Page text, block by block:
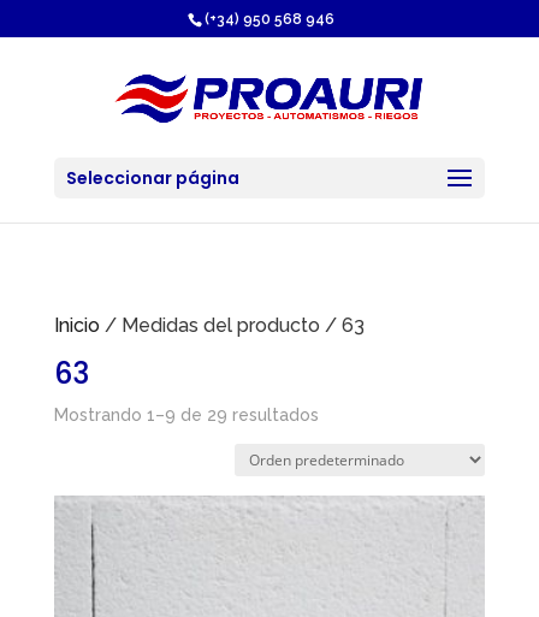
(+34) 950 568 946
Seleccionar página
Inicio/ Medidas del producto / 63
63
Mostrando 1–9 de 29 resultados